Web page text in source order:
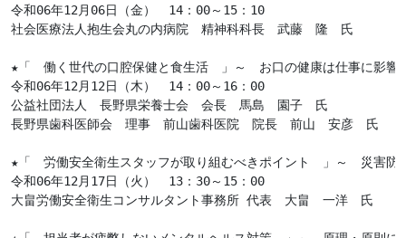
令和06年12月06日（金）　14：00～15：10
社会医療法人抱生会丸の内病院　精神科科長　武藤　隆　氏
★「　働く世代の口腔保健と食生活　」～　お口の健康は仕事に影
令和06年12月12日（木）　14：00～16：00
公益社団法人　長野県栄養士会　会長　馬島　園子　氏
長野県歯科医師会　理事　前山歯科医院　院長　前山　安彦　氏
★「　労働安全衛生スタッフが取り組むべきポイント　」～　災害
令和06年12月17日（火）　13：30～15：00
大畠労働安全衛生コンサルタント事務所 代表　大畠　一洋　氏